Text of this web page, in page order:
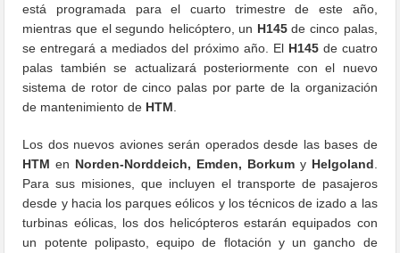
está programada para el cuarto trimestre de este año,
mientras que el segundo helicóptero, un H145de cinco palas,
se entregará a mediados del próximo año. El H145 de cuatro
palas también se actualizará posteriormente con el nuevo
sistema de rotor de cinco palas por parte de la organización
de mantenimiento de HTM
Los dos nuevos aviones serán operados desde las bases de
HTM en Norden-Norddeich, Emden, Borkumy Helgoland
Para sus misiones, que incluyen el transporte de pasajeros
desde y hacia los parques eólicos y los técnicos de izado a las
turbinas eólicas, los dos helicópteros estarán equipados con
un potente polipasto, equipo de flotación y un gancho de